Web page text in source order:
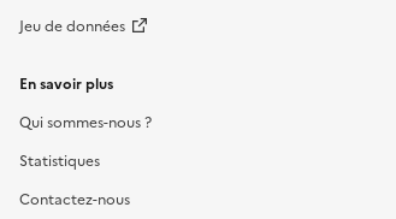
Jeu de données
En savoir plus
Qui sommes-nous ?
Statistiques
Contactez-nous